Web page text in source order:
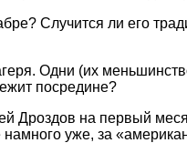
Случится ли его
Одни (их
посредине?
Дроздов на первый
уже, за